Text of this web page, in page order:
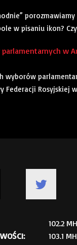
w pisaniu ikon?
w
wyborów
Federacji
102.2
103.1